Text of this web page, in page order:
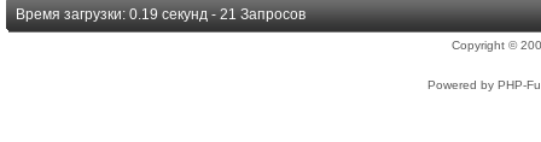
Время загрузки: 0.19 секунд - 21 Запросов
Copyright ©
Powered by PHP-